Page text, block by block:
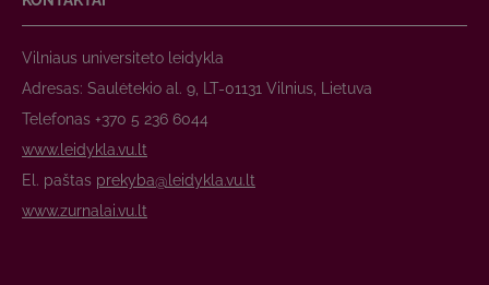
Vilniaus universiteto leidykla
Adresas: Saulėtekio al. 9, LT-01131 Vilnius, Lietuva
Telefonas +370 5 236 6044
www.leidykla.vu.lt
El. paštas prekyba@leidykla.vu.lt
www.zurnalai.vu.lt